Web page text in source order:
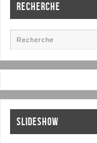
RECHERCHE
SLIDESHOW